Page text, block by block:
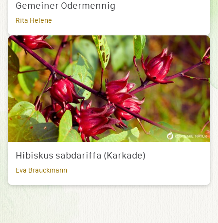
Gemeiner Odermennig
Rita Helene
Hibiskus sabdariffa (Karkade)
Eva Brauckmann